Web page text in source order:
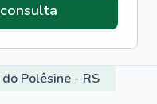
Polêsine - RS